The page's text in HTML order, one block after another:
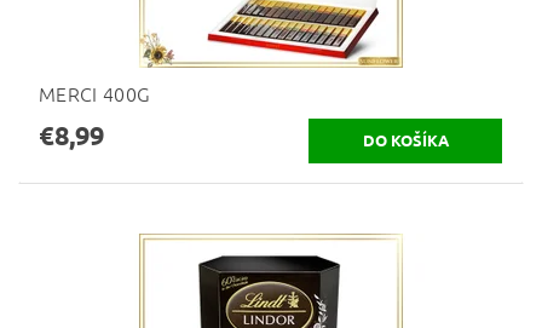
MERCI 400G
€8,99